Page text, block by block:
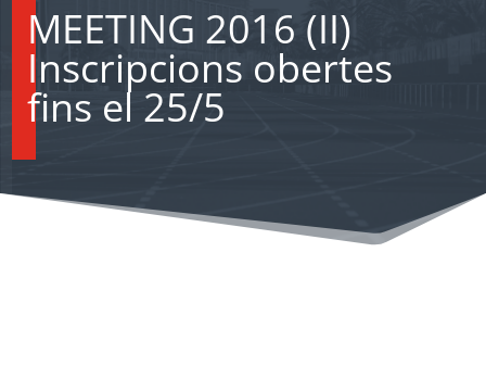
MEETING 2016 (II)
Inscripcions obertes
fins el 25/5